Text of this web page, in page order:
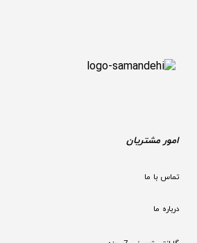
امور مشتریان
تماس با ما
درباره ما